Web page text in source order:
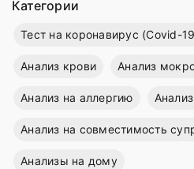
Категории
Тест на коронавирус (Covid-
Анализ крови Анализ
Анализ на аллергию
Анализ на совместимость
Анализы на дому